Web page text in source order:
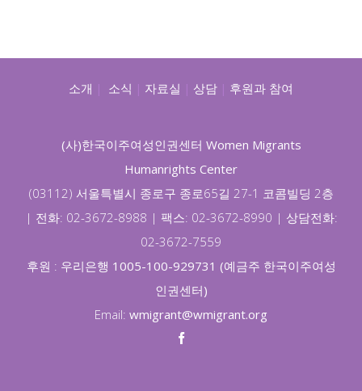
소개 | 소식 | 자료실 | 상담 | 후원과 참여
(사)한국이주여성인권센터 Women Migrants
Humanrights Center
(03112) 서울특별시 종로구 종로65길 27-1 코콤빌딩 2층
| 전화: 02-3672-8988 | 팩스: 02-3672-8990 | 상담전화:
02-3672-7559
후원 : 우리은행 1005-100-929731 (예금주 한국이주여성
인권센터)
Email: wmigrant@wmigrant.org